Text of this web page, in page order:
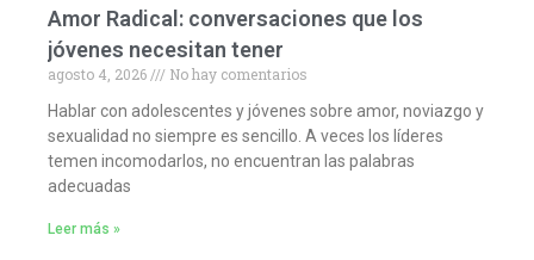
Amor Radical: conversaciones que los
jóvenes necesitan tener
agosto 4, 2026
No hay comentarios
Hablar con adolescentes y jóvenes sobre amor, noviazgo y
sexualidad no siempre es sencillo. A veces los líderes
temen incomodarlos, no encuentran las palabras
adecuadas
Leer más »